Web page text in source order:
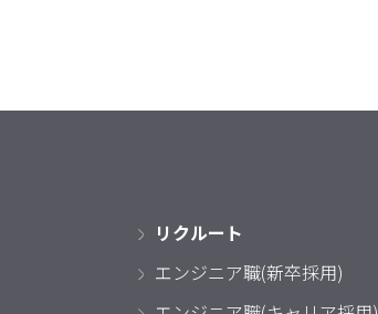
リクルート
エンジニア職(新卒採用)